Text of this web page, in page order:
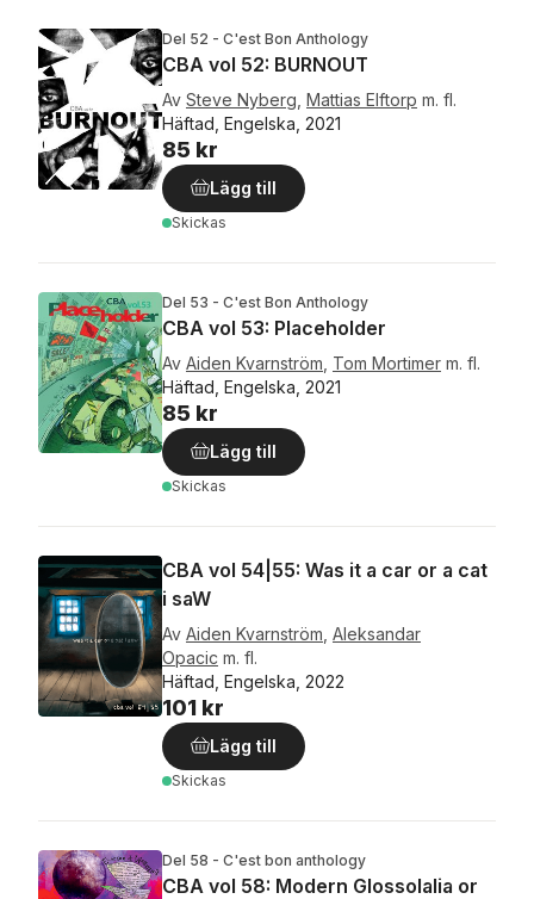
Del 52 - C'est Bon Anthology
CBA vol 52: BURNOUT
Av Steve Nyberg Mattias Elftorp m. fl.
Häftad, Engelska, 2021
85 kr
Lägg till
Skickas
Del 53 - C'est Bon Anthology
CBA vol 53: Placeholder
Av Aiden Kvarnström Tom Mortimer m. fl.
Häftad, Engelska, 2021
85 kr
Lägg till
Skickas
CBA vol 54|55: Was it a car or a cat
i saW
Av Aiden Kvarnström Aleksandar
Opacic m. fl.
Häftad, Engelska, 2022
101 kr
Lägg till
Skickas
Del 58 - C'est bon anthology
CBA vol 58: Modern Glossolalia or